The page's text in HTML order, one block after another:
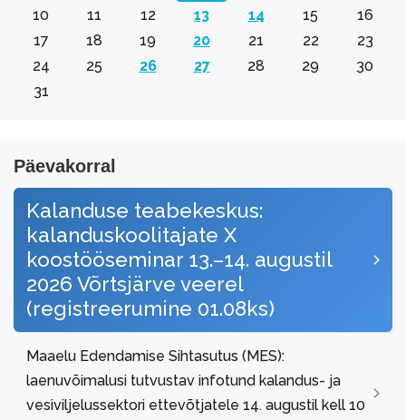
10
11 12 13 14 15
16
17
18 19 20 21 22
23
24
25 26 27 28 29
30
31
Päevakorral
Kalanduse teabekeskus:
kalanduskoolitajate X
koostööseminar 13.–14. augustil
2026 Võrtsjärve veerel
(registreerumine 01.08ks)
Maaelu Edendamise Sihtasutus (MES):
laenuvõimalusi tutvustav infotund kalandus- ja
vesiviljelussektori ettevõtjatele 14. augustil kell 10